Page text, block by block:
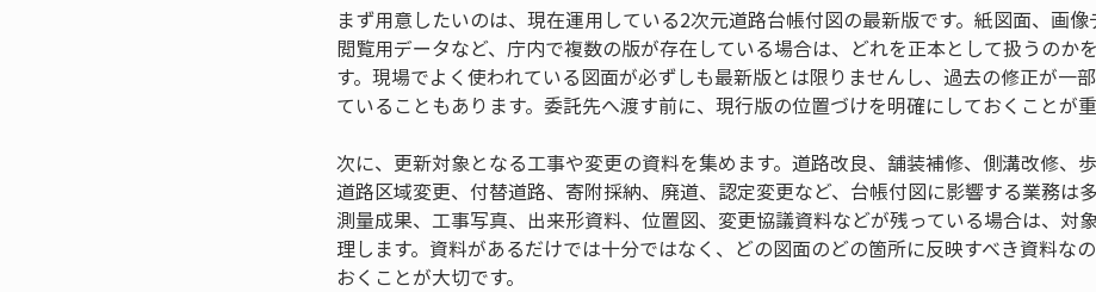
まず用意したいのは、現在運用している2次元道路台帳付図の最新版です。紙図面、画像
閲覧用データなど、庁内で複数の版が存在している場合は、どれを正本として扱うのか
す。現場でよく使われている図面が必ずしも最新版とは限りませんし、過去の修正が一
ていることもあります。委託先へ渡す前に、現行版の位置づけを明確にしておくことが重
次に、更新対象となる工事や変更の資料を集めます。道路改良、舗装補修、側溝改修、
道路区域変更、付替道路、寄附採納、廃道、認定変更など、台帳付図に影響する業務は
測量成果、工事写真、出来形資料、位置図、変更協議資料などが残っている場合は、対
理します。資料があるだけでは十分ではなく、どの図面のどの箇所に反映すべき資料な
おくことが大切です。